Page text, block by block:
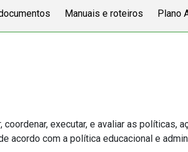
Manuais e roteiros Plano
executar, e avaliar as políticas,
acordo com a política educacional e